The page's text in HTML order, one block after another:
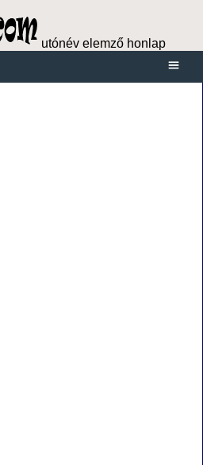
utónév elemző honlap